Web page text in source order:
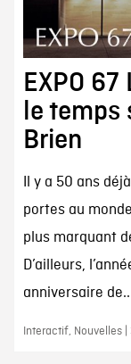
EXPO
le
Brien
Il y a 50 ans
portes au
plus marquant
D’ailleurs,
anniversaire
Interactif, Nouvelles